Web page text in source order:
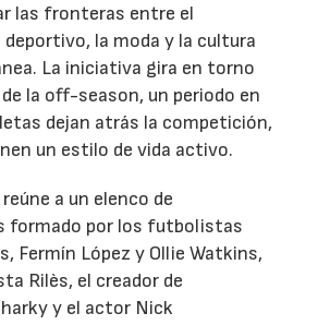
las fronteras entre el
la moda y la cultura
La iniciativa gira en torno
la off-season, un periodo en
dejan atrás la competición,
un estilo de vida activo.
a un elenco de
formado por los futbolistas
Fermín López y Ollie Watkins,
Rilès, el creador de
y el actor Nick